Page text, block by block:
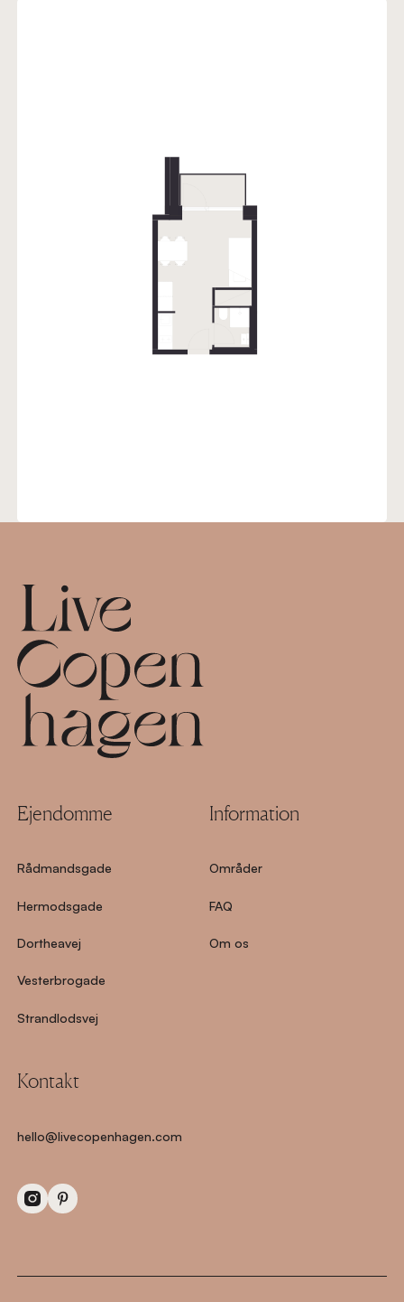
Ejendomme
Rådmandsgade
Hermodsgade
Dortheavej
Vesterbrogade
Strandlodsvej
Information
Områder
FAQ
Om os
Kontakt
hello@livecopenhagen.com